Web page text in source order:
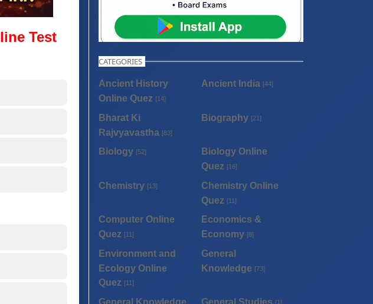
Test
CATEGORIES
Ancient History
Online Quez [14]
Ancient India [44]
Bharat Ki
Rajvyavastha [83]
Biography [21]
Biology [52]
Biology Online
Quez [16]
Chemistry [13]
Chemistry Online
Quez [11]
Computer Online
Quez [11]
Economics &
Economy [8]
Environment and
Ecology Online
Quez [11]
General
Knowledge [73]
General Knowledge
General Studies [1]